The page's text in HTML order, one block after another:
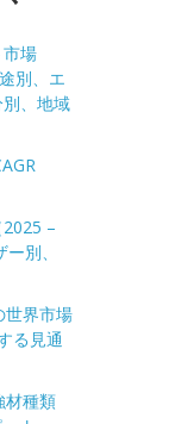
場
別、エ
、地域
–
別、
世界市場
る見通
材種類